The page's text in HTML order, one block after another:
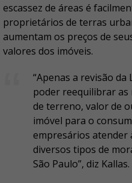
escassez de áreas é
proprietários de terras
aumentam os preços de
valores dos imóveis.
“Apenas a revisão
poder reequilibrar as
de terreno, valor de
imóvel para o
empresários atender
diversos tipos de
São Paulo”, diz Kallas.